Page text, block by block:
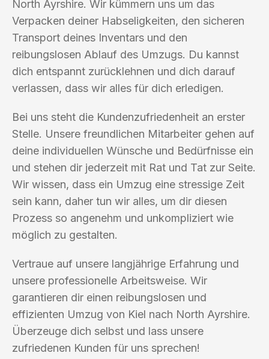
North Ayrshire. Wir kümmern uns um das
Verpacken deiner Habseligkeiten, den sicheren
Transport deines Inventars und den
reibungslosen Ablauf des Umzugs. Du kannst
dich entspannt zurücklehnen und dich darauf
verlassen, dass wir alles für dich erledigen.
Bei uns steht die Kundenzufriedenheit an erster
Stelle. Unsere freundlichen Mitarbeiter gehen auf
deine individuellen Wünsche und Bedürfnisse ein
und stehen dir jederzeit mit Rat und Tat zur Seite.
Wir wissen, dass ein Umzug eine stressige Zeit
sein kann, daher tun wir alles, um dir diesen
Prozess so angenehm und unkompliziert wie
möglich zu gestalten.
Vertraue auf unsere langjährige Erfahrung und
unsere professionelle Arbeitsweise. Wir
garantieren dir einen reibungslosen und
effizienten Umzug von Kiel nach North Ayrshire.
Überzeuge dich selbst und lass unsere
zufriedenen Kunden für uns sprechen!